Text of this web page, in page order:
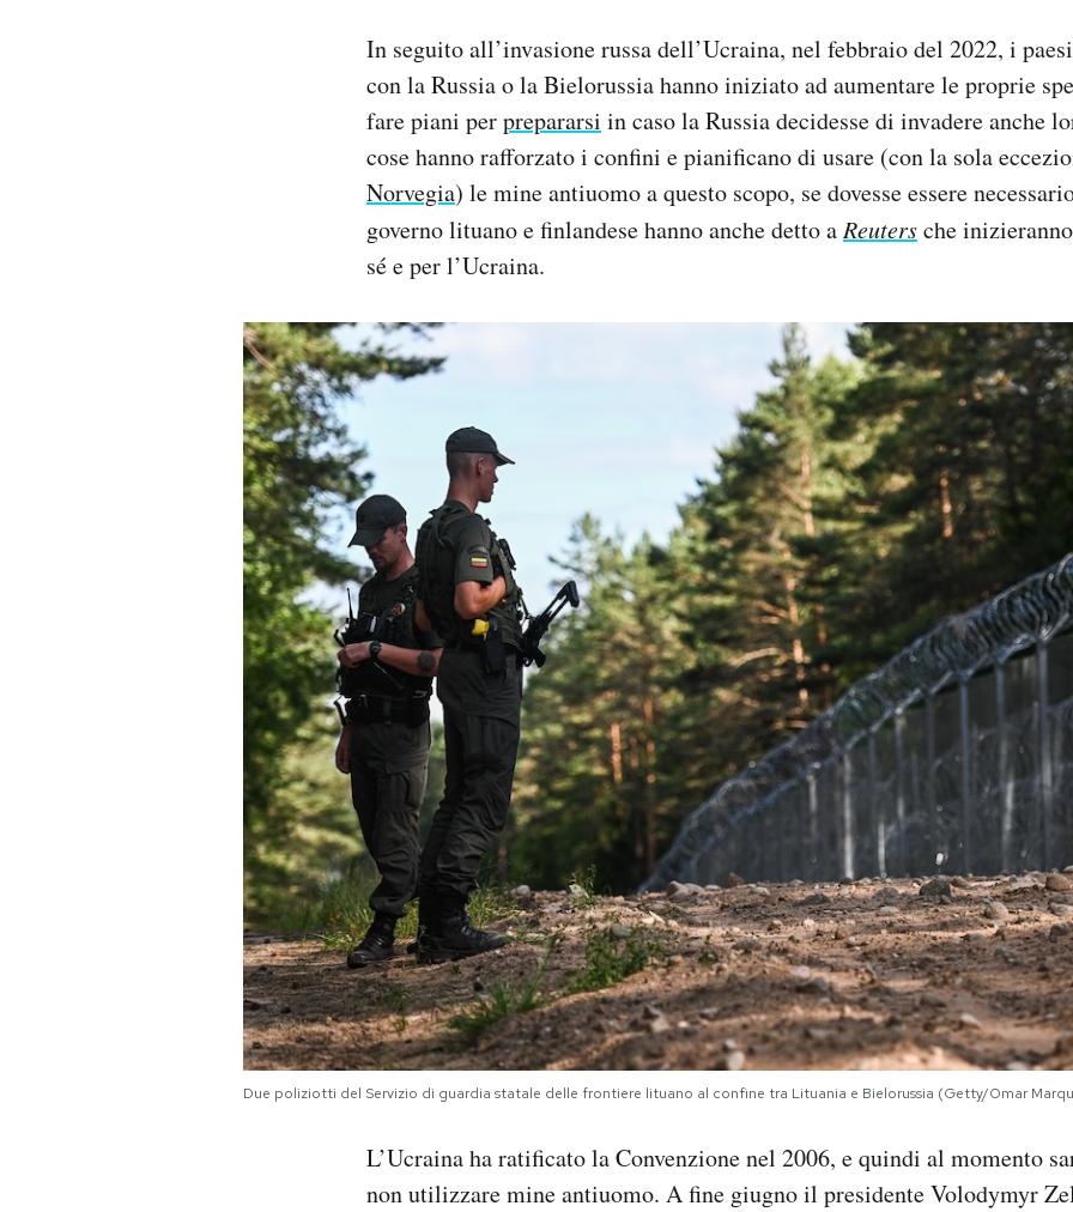
In seguito all’invasione russa dell’Ucraina, nel febbraio del 2022, i
con la Russia o la Bielorussia hanno iniziato ad aumentare le proprie
fare piani perprepararsi in caso la Russia decidesse di invadere anche
cose hanno rafforzato i confini e pianificano di usare (con la sola
Norvegia) le mine antiuomo a questo scopo, se dovesse essere
governo lituano e finlandese hanno anche detto aReutersche
sé e per l’Ucraina.
Due poliziotti del Servizio di guardia statale delle frontiere lituano al confine tra Lituania e Bielorussia (Getty/Omar
L’Ucraina ha ratificato la Convenzione nel 2006, e quindi al momento
non utilizzare mine antiuomo. A fine giugno il presidente Volodymyr